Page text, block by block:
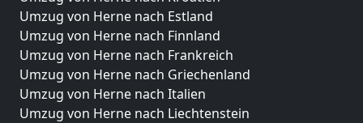
Umzug von Herne nach Estland
Umzug von Herne nach Finnland
Umzug von Herne nach Frankreich
Umzug von Herne nach Griechenland
Umzug von Herne nach Italien
Umzug von Herne nach Liechtenstein